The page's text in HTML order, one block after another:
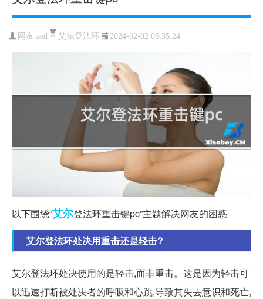
网友:aed 艾尔登法环 2024-02-02 06:35:24
以下围绕“艾尔登法环重击键pc”主题解决网友的困惑
艾尔登法环处决用重击还是轻击?
艾尔登法环处决使用的是轻击,而非重击。这是因为轻击可
以迅速打断被处决者的呼吸和心跳,导致其失去意识和死亡,